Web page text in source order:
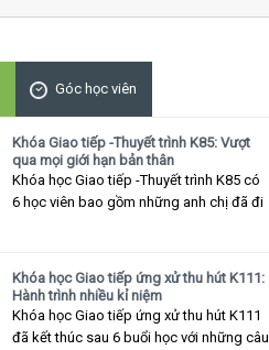
Góc học viên
Khóa Giao tiếp -Thuyết trình K85: Vượt
qua mọi giới hạn bản thân
Khóa học Giao tiếp -Thuyết trình K85 có
6 học viên bao gồm những anh chị đã đi
Khóa học Giao tiếp ứng xử thu hút K111:
Hành trình nhiều kỉ niệm
Khóa học Giao tiếp ứng xử thu hút K111
đã kết thúc sau 6 buổi học với những câu